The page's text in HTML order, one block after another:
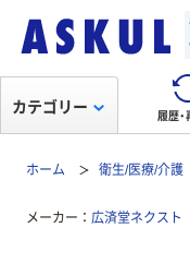
履歴・
カテゴリー
ホーム 衛生/医療/介護
メーカー 広済堂ネクスト